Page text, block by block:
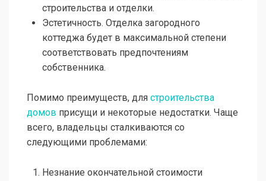
строительства и отделки.
Эстетичность. Отделка загородного
коттеджа будет в максимальной степени
соответствовать предпочтениям
собственника.
Помимо преимуществ, для строительства
домов присущи и некоторые недостатки. Чаще
всего, владельцы сталкиваются со
следующими проблемами:
Незнание окончательной стоимости